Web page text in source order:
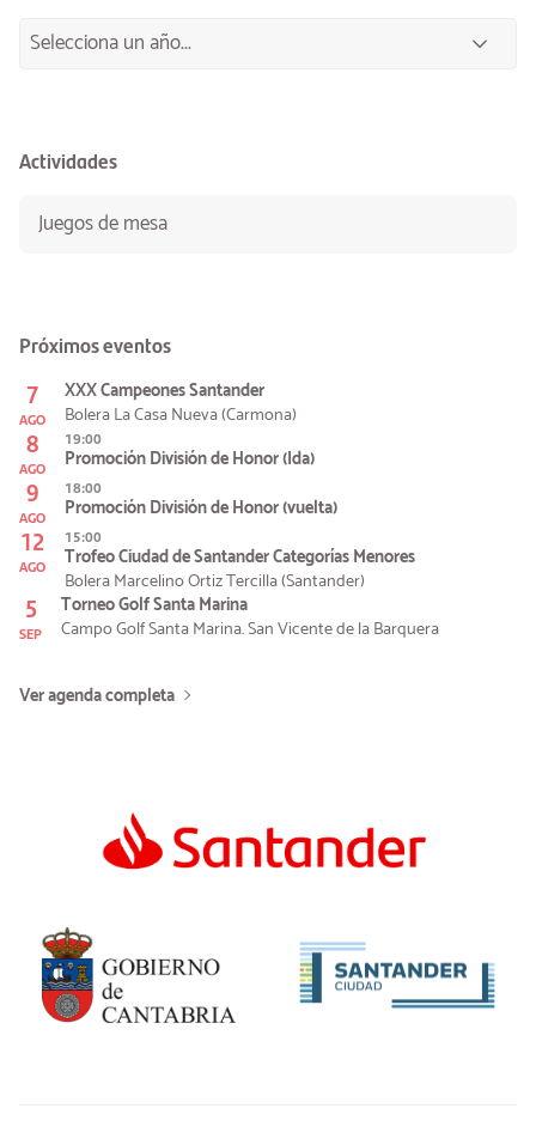
Actividades
Juegos de mesa
Próximos eventos
7
AGO
XXX Campeones Santander
Bolera La Casa Nueva (Carmona)
8
AGO
19:00
Promoción División de Honor (Ida)
9
AGO
18:00
Promoción División de Honor (vuelta)
12
AGO
15:00
Trofeo Ciudad de Santander Categorías Menores
Bolera Marcelino Ortiz Tercilla (Santander)
5
SEP
Torneo Golf Santa Marina
Campo Golf Santa Marina. San Vicente de la Barquera
Ver agenda completa